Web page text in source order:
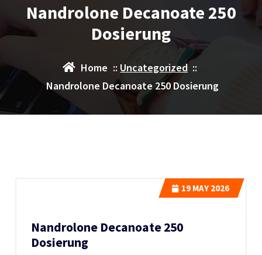
Nandrolone Decanoate 250
Dosierung
Home :: Uncategorized::
Nandrolone Decanoate 250 Dosierung
19 MAY 2026
Nandrolone Decanoate 250
Dosierung